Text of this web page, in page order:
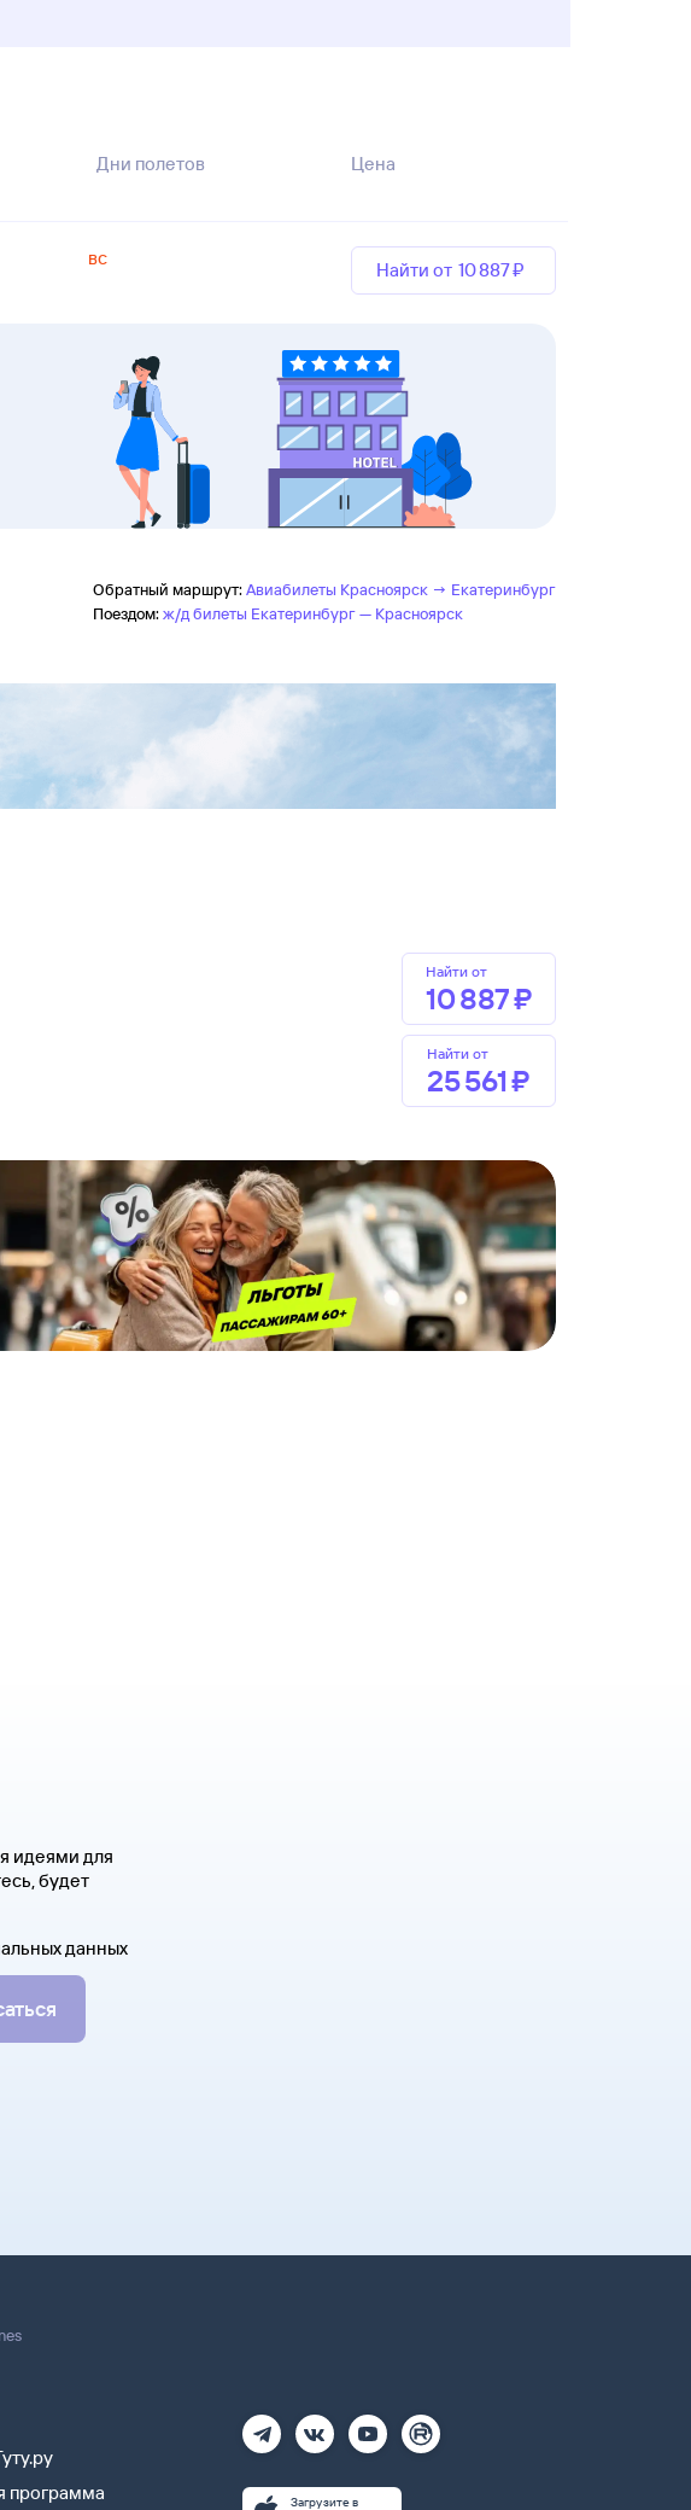
Дни полетов Цена
вс
Найти от 10 ⁠887 ⁠₽
Обратный маршрут:Авиабилеты Красноярск → Екатеринбург
Поездом:ж/д билеты Екатеринбург — Красноярск
Найти от
10 ⁠887 ⁠₽
Найти от
25 ⁠561 ⁠₽
идеями для
будет
данных
программа
Загрузите в